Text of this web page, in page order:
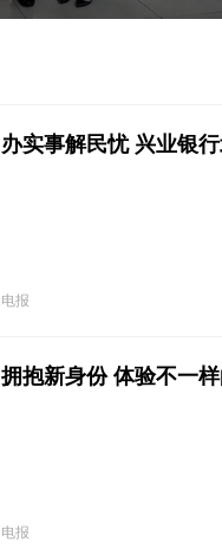
办实事解民忧 兴业银
电报
拥抱新身份 体验不一
电报